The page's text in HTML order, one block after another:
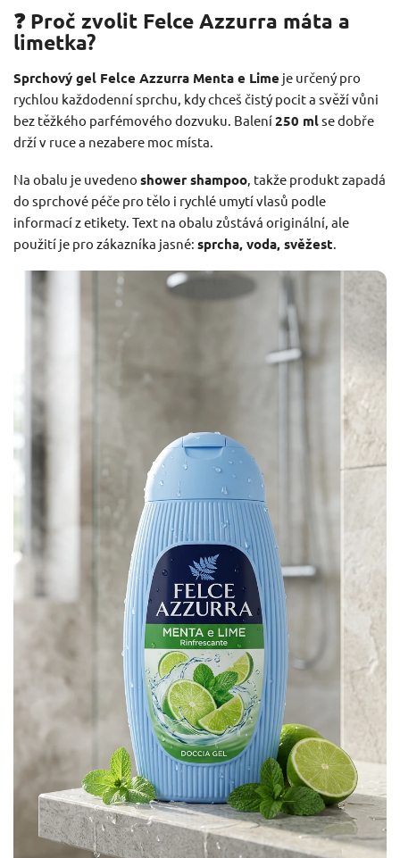
❓ Proč zvolit Felce Azzurra máta a
limetka?
Sprchový gel Felce Azzurra Menta e Lime je určený pro
rychlou každodenní sprchu, kdy chceš čistý pocit a svěží vůni
bez těžkého parfémového dozvuku. Balení250 mlse dobře
drží v ruce a nezabere moc místa.
Na obalu je uvedeno shower shampoo , takže produkt zapadá
do sprchové péče pro tělo i rychlé umytí vlasů podle
informací z etikety. Text na obalu zůstává originální, ale
použití je pro zákazníka jasné: sprcha, voda, svěžest